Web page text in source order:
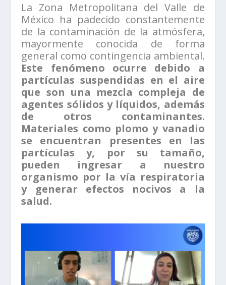
La Zona Metropolitana del Valle de
México ha padecido constantemente
de la contaminación de la atmósfera,
mayormente conocida de forma
general como contingencia ambiental.
Este fenómeno ocurre debido a
partículas suspendidas en el aire
que son una mezcla compleja de
agentes sólidos y líquidos, además
de otros contaminantes.
Materiales como plomo y vanadio
se encuentran presentes en las
partículas y, por su tamaño,
pueden ingresar a nuestro
organismo por la vía respiratoria
y generar efectos nocivos a la
salud.